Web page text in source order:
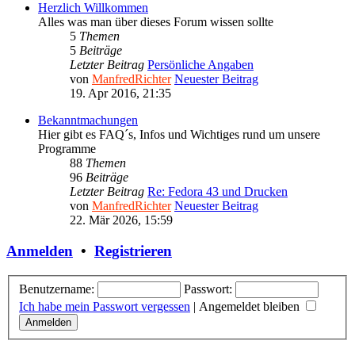
Herzlich Willkommen
Alles was man über dieses Forum wissen sollte
5 Themen
5 Beiträge
Letzter Beitrag Persönliche Angaben
von ManfredRichter Neuester Beitrag
19. Apr 2016, 21:35
Bekanntmachungen
Hier gibt es FAQ´s, Infos und Wichtiges rund um unsere
Programme
88 Themen
96 Beiträge
Letzter Beitrag Re: Fedora 43 und Drucken
von ManfredRichter Neuester Beitrag
22. Mär 2026, 15:59
Anmelden • Registrieren
Benutzername:
Passwort:
Ich habe mein Passwort vergessen | Angemeldet bleiben